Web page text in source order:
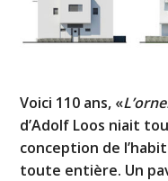
Voici 110 ans, «
d’Adolf Loos niait
conception de
toute entière. Un